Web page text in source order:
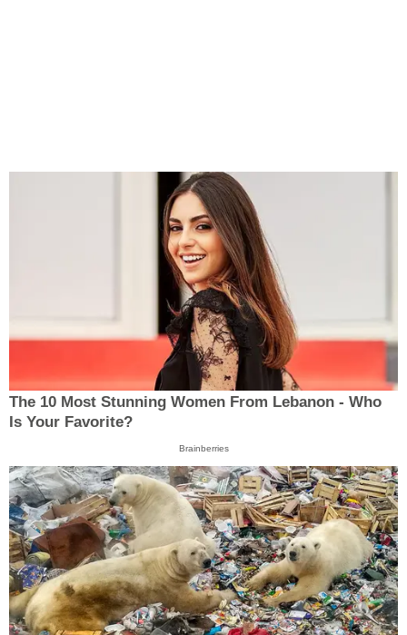
The 10 Most Stunning Women From Lebanon - Who
Is Your Favorite?
Brainberries